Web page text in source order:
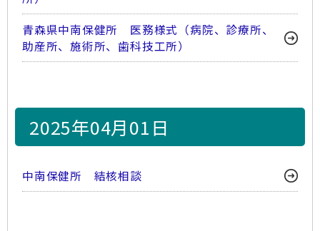
青森県中南保健所 医務様式（病院、診療所、
助産所、施術所、歯科技工所）
2025年04月01日
中南保健所 結核相談